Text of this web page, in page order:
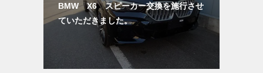
BMW X6 スピーカー交換を施行させ
ていただきました。